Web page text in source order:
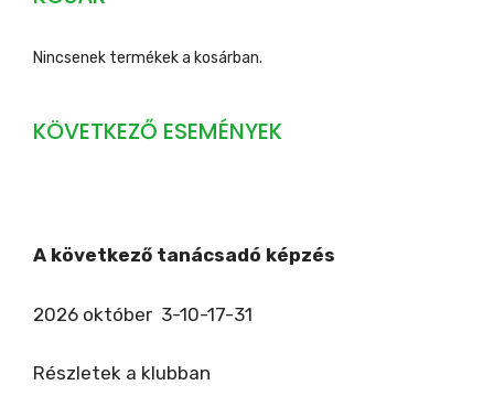
Nincsenek termékek a kosárban.
KÖVETKEZŐ ESEMÉNYEK
A következő tanácsadó képzés
2026 október 3-10-17-31
Részletek a klubban